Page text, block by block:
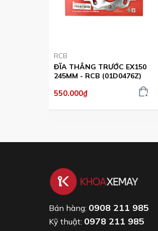
RCB
ĐĨA THẮNG TRƯỚC EX150
245MM - RCB (01D0476Z)
550.000₫
Bán hàng: 0908 211 985
Kỹ thuật: 0978 211 985